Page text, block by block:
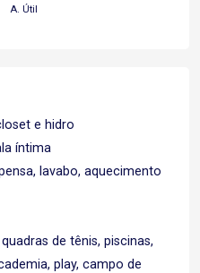
A. Útil
e hidro
íntima
lavabo, aquecimento
de tênis, piscinas,
play, campo de